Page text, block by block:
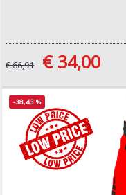
€ 66,91 € 34,00
-38,43 %